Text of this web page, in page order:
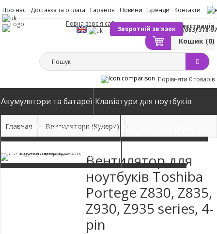
Про нас Доставка та оплата Гарантія Новини Бренди Контакти
(063) 318-
Зворотній зв'язок
Вхід Реєстрація
Кошик (0)
Повна версія сайту
Порівняти 0 товарів
Акумулятори та батареї Клавіатури для ноутбуків
Блоки живлення для ноутбуків Вентилятори (Кулери)
Автомобільні зарядні пристрої
Главная Вентилятори (Кулери)
Вентилятор для
ноутбуків Toshiba
Portege Z830, Z835,
Z930, Z935 series, 4-
pin